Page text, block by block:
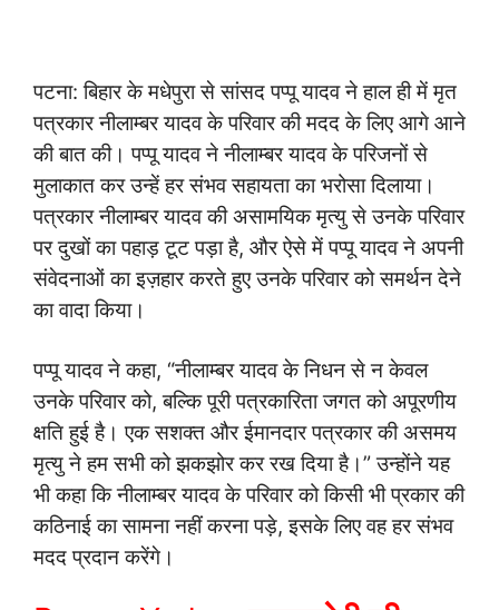
पटना: बिहार के मधेपुरा से सांसद पप्पू यादव ने हाल ही में मृत
पत्रकार नीलाम्बर यादव के परिवार की मदद के लिए आगे आने
की बात की। पप्पू यादव ने नीलाम्बर यादव के परिजनों से
मुलाकात कर उन्हें हर संभव सहायता का भरोसा दिलाया।
पत्रकार नीलाम्बर यादव की असामयिक मृत्यु से उनके परिवार
पर दुखों का पहाड़ टूट पड़ा है, और ऐसे में पप्पू यादव ने अपनी
संवेदनाओं का इज़हार करते हुए उनके परिवार को समर्थन देने
का वादा किया।
पप्पू यादव ने कहा, “नीलाम्बर यादव के निधन से न केवल
उनके परिवार को, बल्कि पूरी पत्रकारिता जगत को अपूरणीय
क्षति हुई है। एक सशक्त और ईमानदार पत्रकार की असमय
मृत्यु ने हम सभी को झकझोर कर रख दिया है।” उन्होंने यह
भी कहा कि नीलाम्बर यादव के परिवार को किसी भी प्रकार की
कठिनाई का सामना नहीं करना पड़े, इसके लिए वह हर संभव
मदद प्रदान करेंगे।